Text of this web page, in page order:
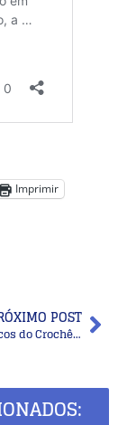
Imprimir
POST
7 Pontos Básicos do Crochê: Tutorial com Passo a Passo para Iniciantes